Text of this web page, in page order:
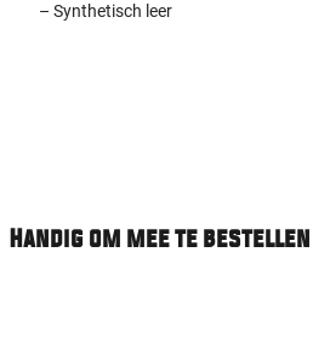
– Synthetisch leer
Handig om mee te bestellen